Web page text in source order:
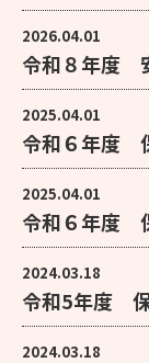
2026.04.01
令和８年度
2025.04.01
令和６年度
2025.04.01
令和６年度
2024.03.18
令和5年度
2024.03.18